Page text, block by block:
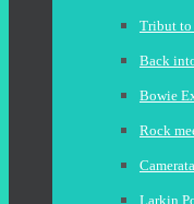
Tribut to
Back
Bowie
Rock
Larkin